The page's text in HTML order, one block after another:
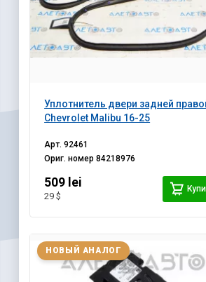
Уплотнитель двери задней
Chevrolet Malibu 16-25
Арт.92461
Ориг. номер84218976
509 lei
29 $
НОВЫЙ АНАЛОГ